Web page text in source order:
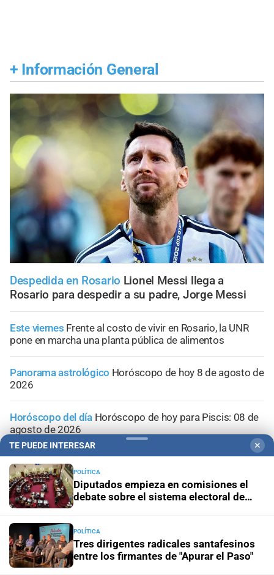
+ Información General
Despedida en Rosario Lionel Messi llega a
Rosario para despedir a su padre, Jorge Messi
Este viernes Frente al costo de vivir en Rosario, la UNR
pone en marcha una planta pública de alimentos
Panorama astrológico Horóscopo de hoy 8 de agosto de
2026
Horóscopo del día Horóscopo de hoy para Piscis: 08 de
agosto de 2026
Horóscopo del día
de agosto de 2026
TE PUEDE INTERESAR ✕
POLÍTICA
Diputados empieza en comisiones el
debate sobre el sistema electoral de
POLÍTICA
Tres dirigentes radicales santafesinos
entre los firmantes de "Apurar el Paso"